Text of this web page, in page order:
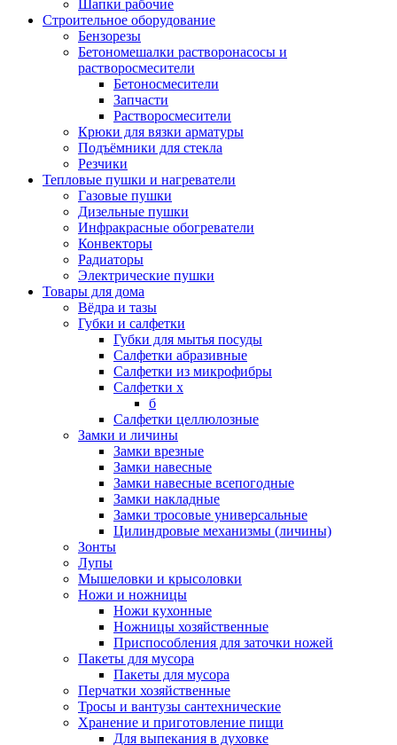
Шапки рабочие
Строительное оборудование
Бензорезы
Бетономешалки растворонасосы и
растворосмесители
Бетоносмесители
Запчасти
Растворосмесители
Крюки для вязки арматуры
Подъёмники для стекла
Резчики
Тепловые пушки и нагреватели
Газовые пушки
Дизельные пушки
Инфракрасные обогреватели
Конвекторы
Радиаторы
Электрические пушки
Товары для дома
Вёдра и тазы
Губки и салфетки
Губки для мытья посуды
Салфетки абразивные
Салфетки из микрофибры
Салфетки х
б
Салфетки целлюлозные
Замки и личины
Замки врезные
Замки навесные
Замки навесные всепогодные
Замки накладные
Замки тросовые универсальные
Цилиндровые механизмы (личины)
Зонты
Лупы
Мышеловки и крысоловки
Ножи и ножницы
Ножи кухонные
Ножницы хозяйственные
Приспособления для заточки ножей
Пакеты для мусора
Пакеты для мусора
Перчатки хозяйственные
Тросы и вантузы сантехнические
Хранение и приготовление пищи
Для выпекания в духовке